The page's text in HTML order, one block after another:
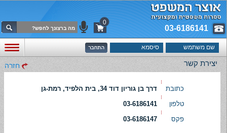
03-6186141
0
יצירת קשר חזרה
כתובת
דרך בן גוריון דוד 34, בית הלפיד, רמת-גן
טלפון
03-6186141
פקס
03-6186147